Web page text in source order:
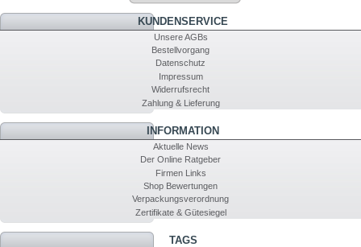
KUNDENSERVICE
Unsere AGBs
Bestellvorgang
Datenschutz
Impressum
Widerrufsrecht
Zahlung & Lieferung
INFORMATION
Aktuelle News
Der Online Ratgeber
Firmen Links
Shop Bewertungen
Verpackungsverordnung
Zertifikate & Gütesiegel
TAGS